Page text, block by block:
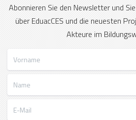
Abonnieren Sie den Newsletter und
über EduacCES und die neuesten
Akteure im